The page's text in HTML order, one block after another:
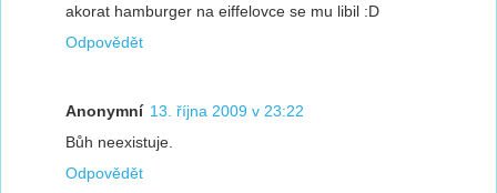
akorat hamburger na eiffelovce se mu libil :D
Odpovědět
Anonymní 13. října 2009 v 23:22
Bůh neexistuje.
Odpovědět